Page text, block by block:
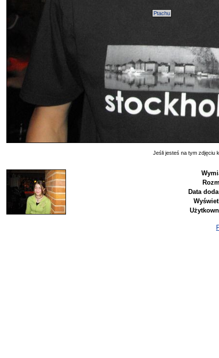
Ptachu
Jeśli jesteś na tym zdjęciu
Data